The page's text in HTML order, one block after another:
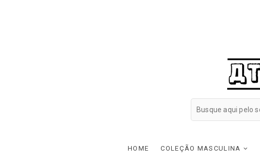
HOME COLEÇÃO MASCULINA